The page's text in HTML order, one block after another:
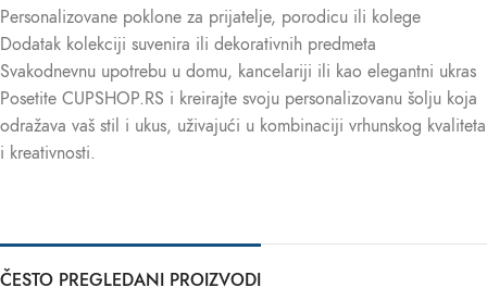
Personalizovane poklone za prijatelje, porodicu ili kolege
Dodatak kolekciji suvenira ili dekorativnih predmeta
Svakodnevnu upotrebu u domu, kancelariji ili kao elegantni ukras
Posetite CUPSHOP.RS i kreirajte svoju personalizovanu šolju koja
odražava vaš stil i ukus, uživajući u kombinaciji vrhunskog kvaliteta
i kreativnosti.
ČESTO PREGLEDANI PROIZVODI